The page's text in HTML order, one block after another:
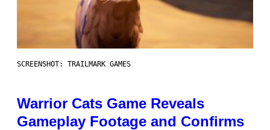
SCREENSHOT: TRAILMARK GAMES
Warrior Cats Game Reveals
Gameplay Footage and Confirms